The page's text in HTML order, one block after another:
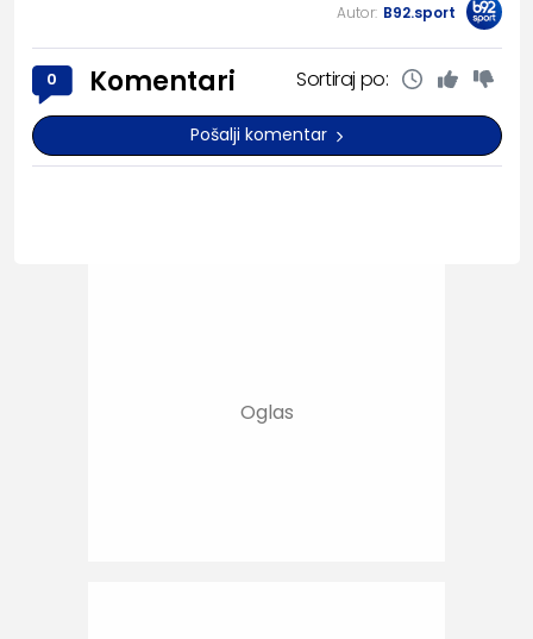
Autor: B92.sport
0 Komentari Sortiraj po:
Pošalji komentar